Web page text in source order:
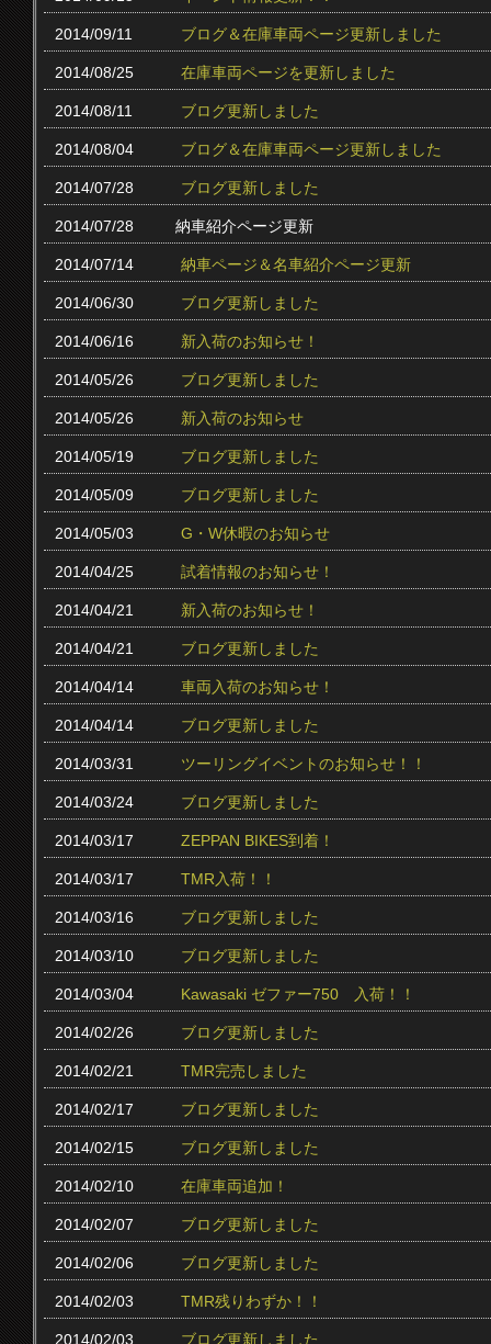
2014/09/11 ブログ＆在庫車両ページ更新しました
2014/08/25 在庫車両ページを更新しました
2014/08/11 ブログ更新しました
2014/08/04 ブログ＆在庫車両ページ更新しました
2014/07/28 ブログ更新しました
2014/07/28 納車紹介ページ更新
2014/07/14 納車ページ＆名車紹介ページ更新
2014/06/30 ブログ更新しました
2014/06/16 新入荷のお知らせ！
2014/05/26 ブログ更新しました
2014/05/26 新入荷のお知らせ
2014/05/19 ブログ更新しました
2014/05/09 ブログ更新しました
2014/05/03 G・W休暇のお知らせ
2014/04/25 試着情報のお知らせ！
2014/04/21 新入荷のお知らせ！
2014/04/21 ブログ更新しました
2014/04/14 車両入荷のお知らせ！
2014/04/14 ブログ更新しました
2014/03/31 ツーリングイベントのお知らせ！！
2014/03/24 ブログ更新しました
2014/03/17 ZEPPAN BIKES到着！
2014/03/17 TMR入荷！！
2014/03/16 ブログ更新しました
2014/03/10 ブログ更新しました
2014/03/04 Kawasaki ゼファー750 入荷！！
2014/02/26 ブログ更新しました
2014/02/21 TMR完売しました
2014/02/17 ブログ更新しました
2014/02/15 ブログ更新しました
2014/02/10 在庫車両追加！
2014/02/07 ブログ更新しました
2014/02/06 ブログ更新しました
2014/02/03 TMR残りわずか！！
2014/02/03 ブログ更新しました